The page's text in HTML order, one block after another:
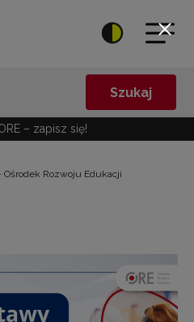
Szukaj
– zapisz się!
Ośrodek Rozwoju Edukacji